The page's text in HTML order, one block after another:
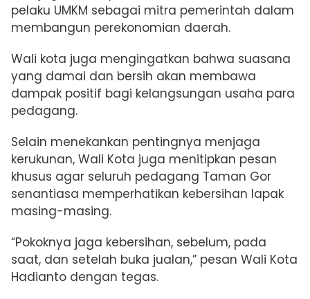
pelaku UMKM sebagai mitra pemerintah dalam
membangun perekonomian daerah.
Wali kota juga mengingatkan bahwa suasana
yang damai dan bersih akan membawa
dampak positif bagi kelangsungan usaha para
pedagang.
Selain menekankan pentingnya menjaga
kerukunan, Wali Kota juga menitipkan pesan
khusus agar seluruh pedagang Taman Gor
senantiasa memperhatikan kebersihan lapak
masing-masing.
“Pokoknya jaga kebersihan, sebelum, pada
saat, dan setelah buka jualan,” pesan Wali Kota
Hadianto dengan tegas.